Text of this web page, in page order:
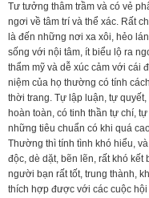
Tư tưởng thâm trầm và có vẻ
ngơi về tâm trí và thể xác. Rất
là đến những nơi xa xôi, hẻo
sống với nội tâm, ít biểu lộ ra
thẩm mỹ và dễ xúc cảm với cái
niệm của họ thường có tính
thời trang. Tự lập luận, tự
hoàn toàn, có tinh thần tự chí,
những tiêu chuẩn có khi quá
Thường thì tính tình khó hiểu,
độc, dè dặt, bẽn lẽn, rất khó kết
người bạn rất tốt, trung thành,
thích hợp được với các cuộc